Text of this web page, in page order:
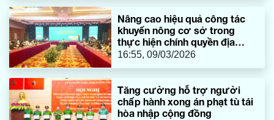
Nâng cao hiệu quả công tác
khuyến nông cơ sở trong
thực hiện chính quyền địa
phương 2 cấp
16:55, 09/03/2026
Tăng cường hỗ trợ người
chấp hành xong án phạt tù tái
hòa nhập cộng đồng